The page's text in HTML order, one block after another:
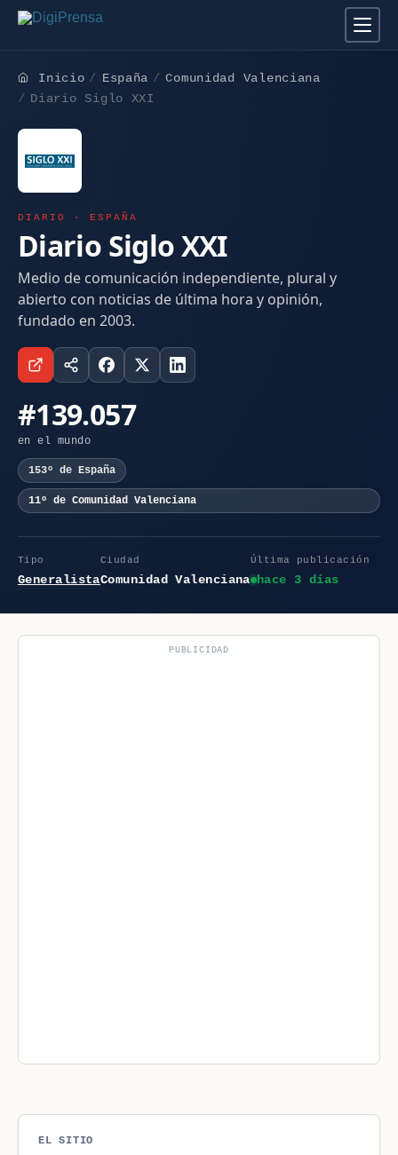
Inicio España
Comunidad Valenciana
Diario Siglo XXI
DIARIO · ESPAÑA
Diario Siglo XXI
Medio de comunicación independiente, plural y
abierto con noticias de última hora y opinión,
fundado en 2003.
#139.057
en el mundo
153º de España
11º de Comunidad Valenciana
Tipo
Generalista
Ciudad
Comunidad Valenciana
Última publicación
hace 3 días
PUBLICIDAD
EL SITIO